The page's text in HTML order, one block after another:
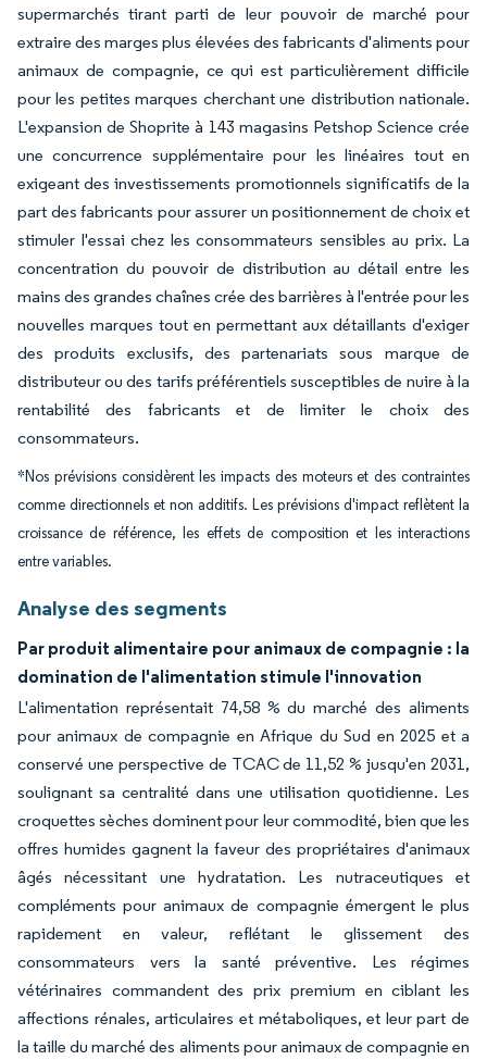
supermarchés tirant parti de leur pouvoir de marché pour
extraire des marges plus élevées des fabricants d'aliments pour
animaux de compagnie, ce qui est particulièrement difficile
pour les petites marques cherchant une distribution nationale.
L'expansion de Shoprite à 143 magasins Petshop Science crée
une concurrence supplémentaire pour les linéaires tout en
exigeant des investissements promotionnels significatifs de la
part des fabricants pour assurer un positionnement de choix et
stimuler l'essai chez les consommateurs sensibles au prix. La
concentration du pouvoir de distribution au détail entre les
mains des grandes chaînes crée des barrières à l'entrée pour les
nouvelles marques tout en permettant aux détaillants d'exiger
des produits exclusifs, des partenariats sous marque de
distributeur ou des tarifs préférentiels susceptibles de nuire à la
rentabilité des fabricants et de limiter le choix des
consommateurs.
*Nos prévisions considèrent les impacts des moteurs et des contraintes
comme directionnels et non additifs. Les prévisions d'impact reflètent la
croissance de référence, les effets de composition et les interactions
entre variables.
Analyse des segments
Par produit alimentaire pour animaux de compagnie : la
domination de l'alimentation stimule l'innovation
L'alimentation représentait 74,58 % du marché des aliments
pour animaux de compagnie en Afrique du Sud en 2025 et a
conservé une perspective de TCAC de 11,52 % jusqu'en 2031,
soulignant sa centralité dans une utilisation quotidienne. Les
croquettes sèches dominent pour leur commodité, bien que les
offres humides gagnent la faveur des propriétaires d'animaux
âgés nécessitant une hydratation. Les nutraceutiques et
compléments pour animaux de compagnie émergent le plus
rapidement en valeur, reflétant le glissement des
consommateurs vers la santé préventive. Les régimes
vétérinaires commandent des prix premium en ciblant les
affections rénales, articulaires et métaboliques, et leur part de
la taille du marché des aliments pour animaux de compagnie en